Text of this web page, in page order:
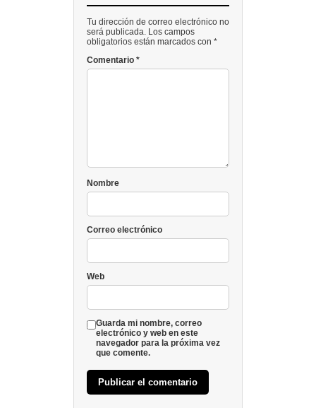
Tu dirección de correo electrónico no
será publicada. Los campos
obligatorios están marcados con *
Comentario *
Nombre
Correo electrónico
Web
Guarda mi nombre, correo
electrónico y web en este
navegador para la próxima vez
que comente.